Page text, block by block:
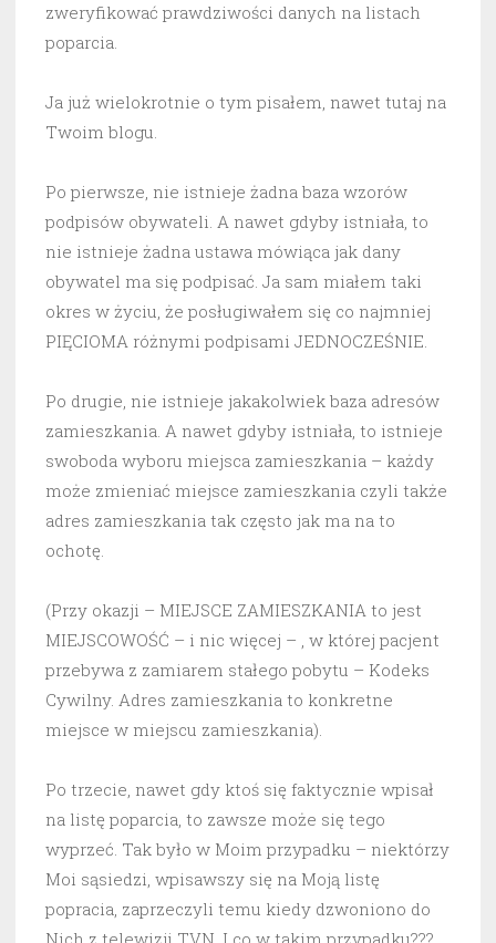
zweryfikować prawdziwości danych na listach
poparcia.
Ja już wielokrotnie o tym pisałem, nawet tutaj na
Twoim blogu.
Po pierwsze, nie istnieje żadna baza wzorów
podpisów obywateli. A nawet gdyby istniała, to
nie istnieje żadna ustawa mówiąca jak dany
obywatel ma się podpisać. Ja sam miałem taki
okres w życiu, że posługiwałem się co najmniej
PIĘCIOMA różnymi podpisami JEDNOCZEŚNIE.
Po drugie, nie istnieje jakakolwiek baza adresów
zamieszkania. A nawet gdyby istniała, to istnieje
swoboda wyboru miejsca zamieszkania – każdy
może zmieniać miejsce zamieszkania czyli także
adres zamieszkania tak często jak ma na to
ochotę.
(Przy okazji – MIEJSCE ZAMIESZKANIA to jest
MIEJSCOWOŚĆ – i nic więcej – , w której pacjent
przebywa z zamiarem stałego pobytu – Kodeks
Cywilny. Adres zamieszkania to konkretne
miejsce w miejscu zamieszkania).
Po trzecie, nawet gdy ktoś się faktycznie wpisał
na listę poparcia, to zawsze może się tego
wyprzeć. Tak było w Moim przypadku – niektórzy
Moi sąsiedzi, wpisawszy się na Moją listę
popracia, zaprzeczyli temu kiedy dzwoniono do